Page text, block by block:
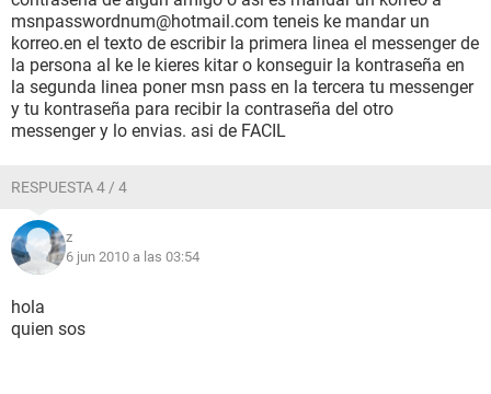
msnpasswordnum@hotmail.com teneis ke mandar un
korreo.en el texto de escribir la primera linea el messenger de
la persona al ke le kieres kitar o konseguir la kontraseña en
la segunda linea poner msn pass en la tercera tu messenger
y tu kontraseña para recibir la contraseña del otro
messenger y lo envias. asi de FACIL
RESPUESTA 4 / 4
z
6 jun 2010 a las 03:54
hola
quien sos